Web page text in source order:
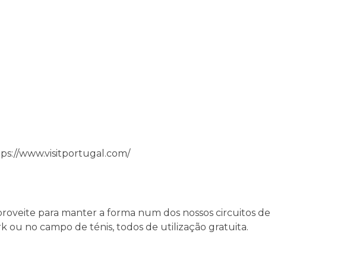
www.visitportugal.com/
para manter a forma num dos nossos circuitos de
ou no campo de ténis, todos de utilização gratuita.